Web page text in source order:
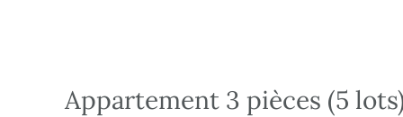
Appartement 3 pièces (5